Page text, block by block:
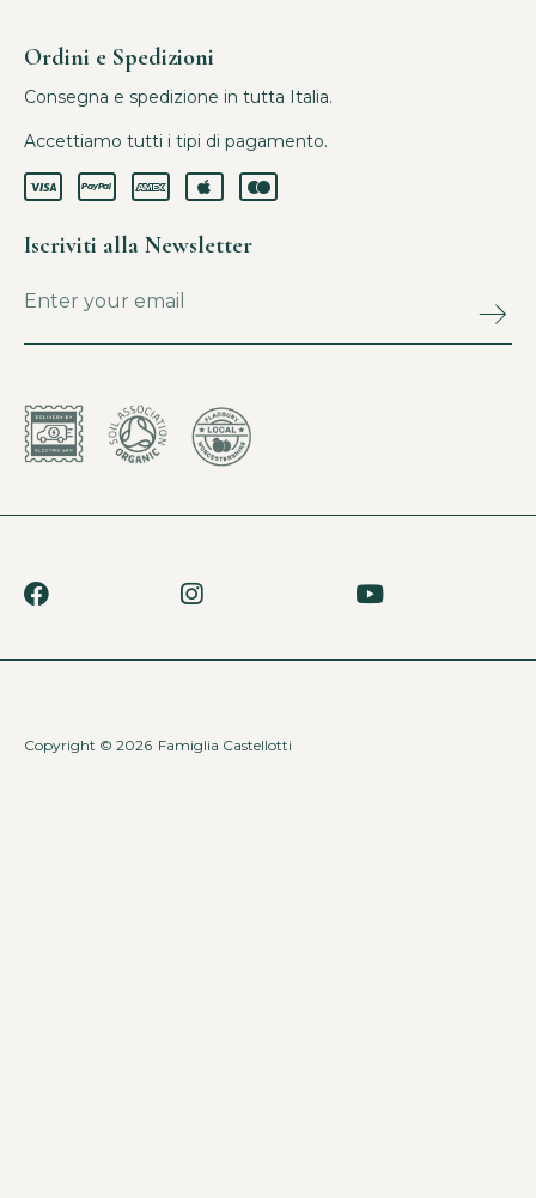
Ordini e Spedizioni
Consegna e spedizione in tutta Italia.
Accettiamo tutti i tipi di pagamento.
Iscriviti alla Newsletter
Copyright © 2026 Famiglia Castellotti